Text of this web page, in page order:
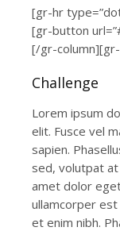
[gr-hr
[gr-button
[/gr-
Challenge
Lorem ipsum
elit. Fusce vel
sapien.
sed, volutpat
amet dolor
ullamcorper
et enim nibh.